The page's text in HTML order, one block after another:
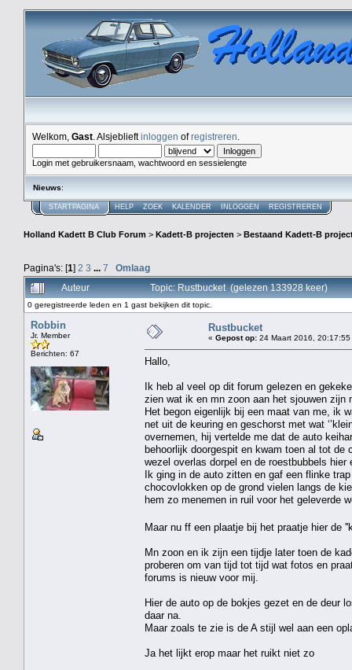
Welkom, Gast . Alsjeblieftinloggen ofregistreren
Login met gebruikersnaam, wachtwoord en sessielengte
Nieuws:
STARTPAGINA HELP ZOEK KALENDER INLOGGEN REGISTREREN
Holland Kadett B Club Forum > Kadett-B projecten > Bestaand Kadett-B
Pagina's: [1] 2 3 ... 7
Omlaag
Auteur
Topic: Rustbucket (gelezen 133928 keer)
0 geregistreerde leden en 1 gast bekijken dit topic.
Robbin
Jr. Member
Berichten: 67
Rustbucket
« Gepost op: 24 Maart 2016, 20:17:55
Hallo,
Ik heb al veel op dit forum gelezen en
zien wat ik en mn zoon aan het sjouwen zijn
Het begon eigenlijk bij een maat van me, ik
net uit de keuring en geschorst met wat
overnemen, hij vertelde me dat de auto
behoorlijk doorgespit en kwam toen al tot
wezel overlas dorpel en de roestbubbels
Ik ging in de auto zitten en gaf een flinke
chocovlokken op de grond vielen langs de
hem zo menemen in ruil voor het geleverde
Maar nu ff een plaatje bij het praatje hier de
Mn zoon en ik zijn een tijdje later toen de
proberen om van tijd tot tijd wat fotos en
forums is nieuw voor mij.
Hier de auto op de bokjes gezet en de deur
daar na.
Maar zoals te zie is de A stijl wel aan een
Ja het lijkt erop maar het ruikt niet zo